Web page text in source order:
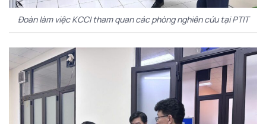
Đoàn làm việc KCCI tham quan các phòng nghiên cứu tại PTIT